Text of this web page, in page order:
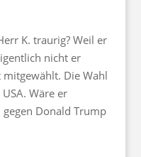
K. traurig? Weil er
nicht er
Die Wahl
Wäre er
Donald Trump